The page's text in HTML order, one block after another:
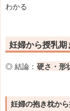
わかる
妊婦から授乳
◎ 結論： 硬さ・形
妊婦の抱き枕か